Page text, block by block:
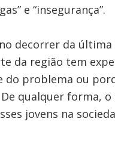
e “insegurança”.
decorrer da última
da região tem
problema ou
qualquer forma, o
jovens na